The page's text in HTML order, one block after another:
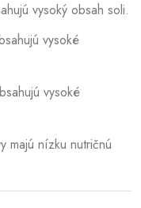
vysoký obsah soli.
vysoké
vysoké
majú nízku nutričnú